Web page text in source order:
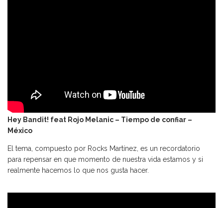
Hey Bandit! feat Rojo Melanic – Tiempo de confiar –
México
El tema, compuesto por Rocks Martínez, es un recordatorio
para repensar en que momento de nuestra vida estamos y si
realmente hacemos lo que nos gusta hacer.